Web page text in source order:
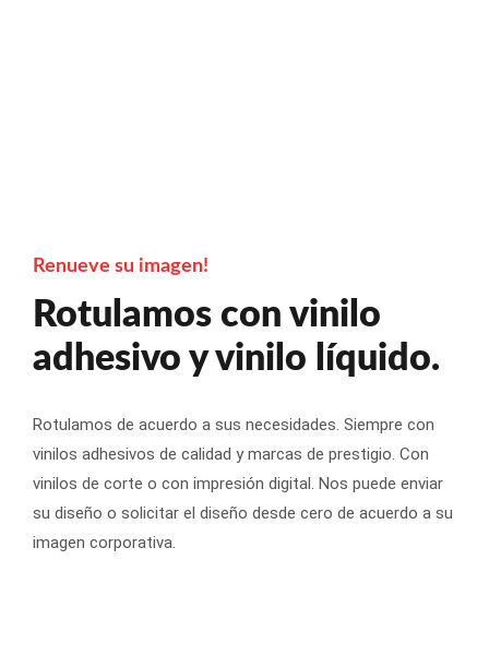
Renueve su imagen!
Rotulamos con vinilo
adhesivo y vinilo líquido.
Rotulamos de acuerdo a sus necesidades. Siempre con
vinilos adhesivos de calidad y marcas de prestigio. Con
vinilos de corte o con impresión digital. Nos puede enviar
su diseño o solicitar el diseño desde cero de acuerdo a su
imagen corporativa.